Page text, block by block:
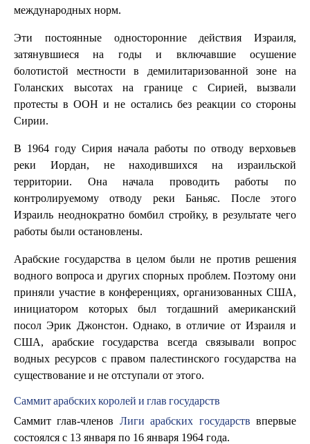
международных норм.
Эти постоянные односторонние действия Израиля,
затянувшиеся на годы и включавшие осушение
болотистой местности в демилитаризованной зоне на
Голанских высотах на границе с Сирией, вызвали
протесты в ООН и не остались без реакции со стороны
Сирии.
В 1964 году Сирия начала работы по отводу верховьев
реки Иордан, не находившихся на израильской
территории. Она начала проводить работы по
контролируемому отводу реки Баньяс. После этого
Израиль неоднократно бомбил стройку, в результате чего
работы были остановлены.
Арабские государства в целом были не против решения
водного вопроса и других спорных проблем. Поэтому они
приняли участие в конференциях, организованных США,
инициатором которых был тогдашний американский
посол Эрик Джонстон. Однако, в отличие от Израиля и
США, арабские государства всегда связывали вопрос
водных ресурсов с правом палестинского государства на
существование и не отступали от этого.
Саммит арабских королей и глав государств
Саммит глав-членов Лиги арабских государств впервые
состоялся с 13 января по 16 января 1964 года.